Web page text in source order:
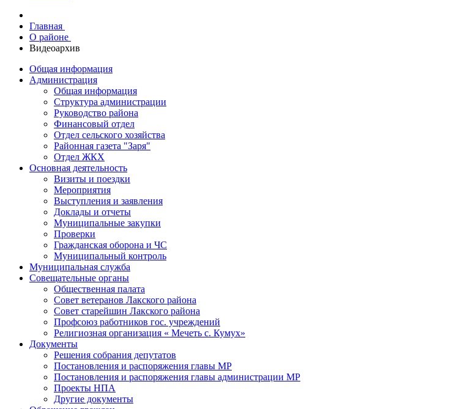
Главная
О районе
Видеоархив
Общая информация
Администрация
Общая информация
Структура администрации
Руководство района
Финансовый отдел
Отдел сельского хозяйства
Районная газета "Заря"
Отдел ЖКХ
Основная деятельность
Визиты и поездки
Мероприятия
Выступления и заявления
Доклады и отчеты
Муниципальные закупки
Проверки
Гражданская оборона и ЧС
Муниципальный контроль
Муниципальная служба
Совещательные органы
Общественная палата
Совет ветеранов Лакского района
Совет старейшин Лакского района
Профсоюз работников гос. учреждений
Религиозная организация « Мечеть с. Кумух»
Документы
Решения собрания депутатов
Постановления и распоряжения главы МР
Постановления и распоряжения главы администрации МР
Проекты НПА
Другие документы